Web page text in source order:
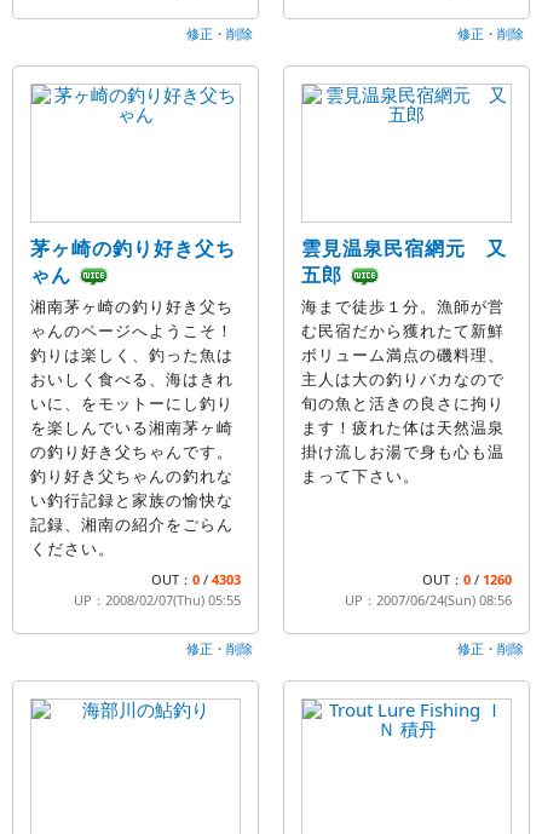
修正・削除 修正・削除
茅ヶ崎の釣り好き父ち
ゃん
湘南茅ヶ崎の釣り好き父ち
ゃんのページへようこそ！
釣りは楽しく、釣った魚は
おいしく食べる、海はきれ
いに、をモットーにし釣り
を楽しんでいる湘南茅ヶ崎
の釣り好き父ちゃんです。
釣り好き父ちゃんの釣れな
い釣行記録と家族の愉快な
記録、湘南の紹介をごらん
ください。
OUT： 0 / 4303
UP：2008/02/07(Thu) 05:55
修正・削除
雲見温泉民宿網元 又
五郎
海まで徒歩１分。漁師が営
む民宿だから獲れたて新鮮
ボリューム満点の磯料理、
主人は大の釣りバカなので
旬の魚と活きの良さに拘り
ます！疲れた体は天然温泉
掛け流しお湯で身も心も温
まって下さい。
OUT： 0 / 1260
UP：2007/06/24(Sun) 08:56
修正・削除